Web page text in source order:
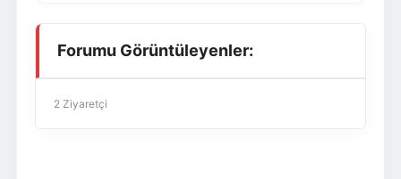
Forumu Görüntüleyenler:
2 Ziyaretçi